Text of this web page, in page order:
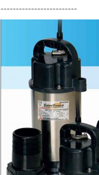
-------------------------